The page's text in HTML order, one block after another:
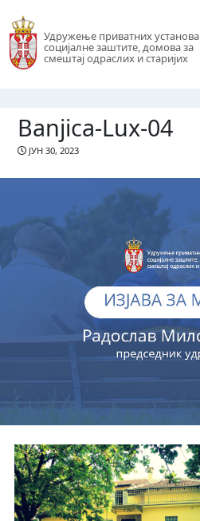
Удружење приватних установа
социјалне заштите, домова за
смештај одраслих и старијих
Banjica-Lux-04
ЈУН 30, 2023